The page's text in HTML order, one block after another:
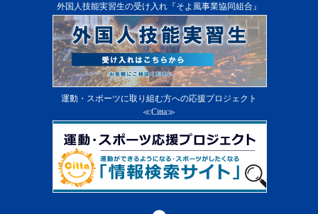
信サービスの利用が不能になった場合
その他運用上又は技術上当社がサービスの一時
中断が必要と判断した場合 ２．当システムの
提供中止に伴う会員又は第三者からの損害賠償
の請求を免れるものとします。
第14条 本サービス提供の終了
当社は、会員に通知の上、会員に対する本サービ
ス及び本サービスの一部を終了することができる
ものとします。
前項の通知は、当社のウェブサイト上での掲示又
は会員への電子メールの送付によるものとし、そ
の通知の効力は第６条の定めによります。
当社は第１項の方法による会員に対する通知の
後、本サービスを終了した場合には、会員に対し
外国人技能実習生の受け入れ『そよ風事業協同組合』
運動・スポーツに取り組む方への応援プロジェクト
≪Citta≫